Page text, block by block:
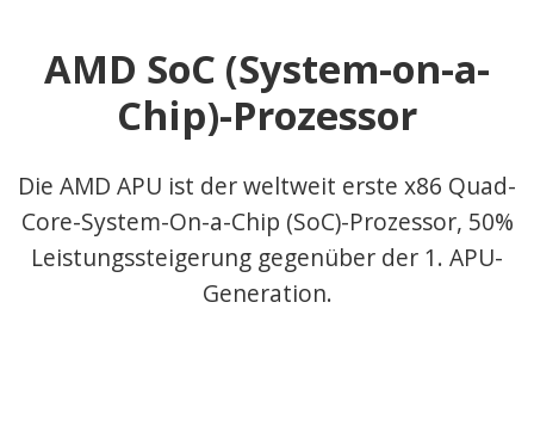
AMD SoC (System-on-a-
Chip)-Prozessor
Die AMD APU ist der weltweit erste x86 Quad-
Core-System-On-a-Chip (SoC)-Prozessor, 50%
Leistungssteigerung gegenüber der 1. APU-
Generation.